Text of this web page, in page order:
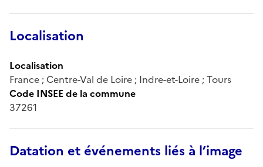
Localisation
Localisation
France ; Centre-Val de Loire ; Indre-et-Loire ; Tours
Code INSEE de la commune
37261
Datation et événements liés à l’image